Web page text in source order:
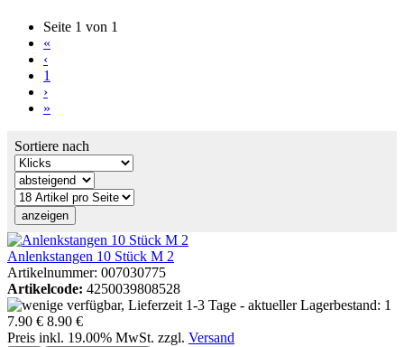
Seite 1 von 1
«
‹
1
›
»
Sortiere nach
Anlenkstangen 10 Stück M 2
Artikelnummer: 007030775
Artikelcode: 4250039808528
7.90 € 8.90 €
Preis inkl. 19.00% MwSt. zzgl. Versand